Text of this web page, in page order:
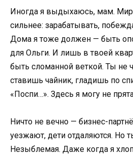
Иногда я выдыхаюсь, мам. Мир
сильнее: зарабатывать,
Дома я тоже должен — быть
для Ольги. И лишь в твоей
быть сломанной веткой. Ты не
ставишь чайник, гладишь по
«Поспи…». Здесь я могу не
Ничто не вечно — бизнес-
уезжают, дети отдаляются. Но
Незыблемая. Даже когда я